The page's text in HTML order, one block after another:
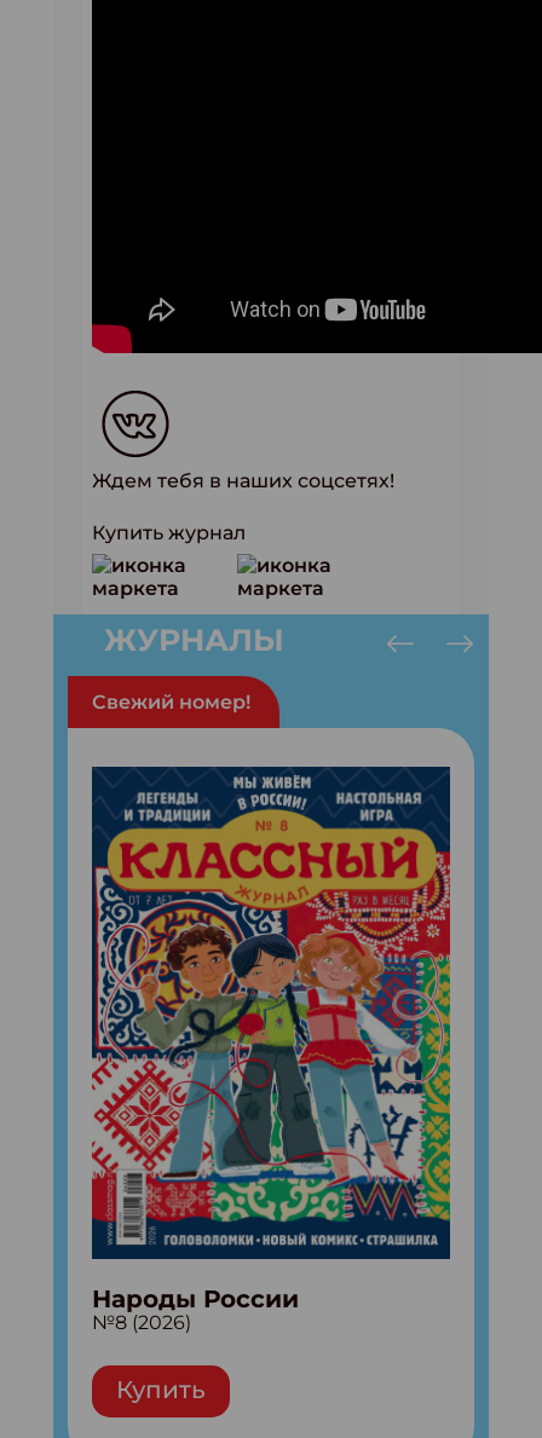
Ждем тебя в наших соцсетях!
Купить журнал
ЖУРНАЛЫ
Свежий номер!
Народы России
№8 (2026)
Купить